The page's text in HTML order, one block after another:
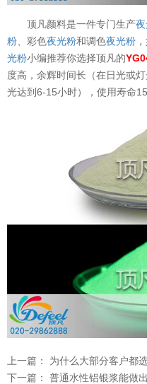
顶凡颜料是一件专门生产
粉 、彩色夜光粉和调色夜光粉
光粉小编推荐你选择顶凡的
度高，余辉时间长（在日光或
光达到6-15小时），使用寿命15
上一篇： 为什么大部分客户都
下一篇： 普通水性铝银浆能做
温变粉可以做防伪标签、温变防伪
温变粉适合做热变还是冷变？
温变粉注塑后表面翻车？粗糙、颗
温变粉保质期有多久？开封后如何
温变粉"罢工"指南：为...